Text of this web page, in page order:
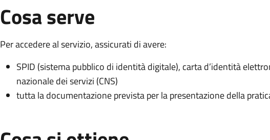
Cosa serve
Per accedere al servizio, assicurati di avere:
SPID (sistema pubblico di identità digitale), carta d’identità
nazionale dei servizi (CNS)
tutta la documentazione prevista per la presentazione della